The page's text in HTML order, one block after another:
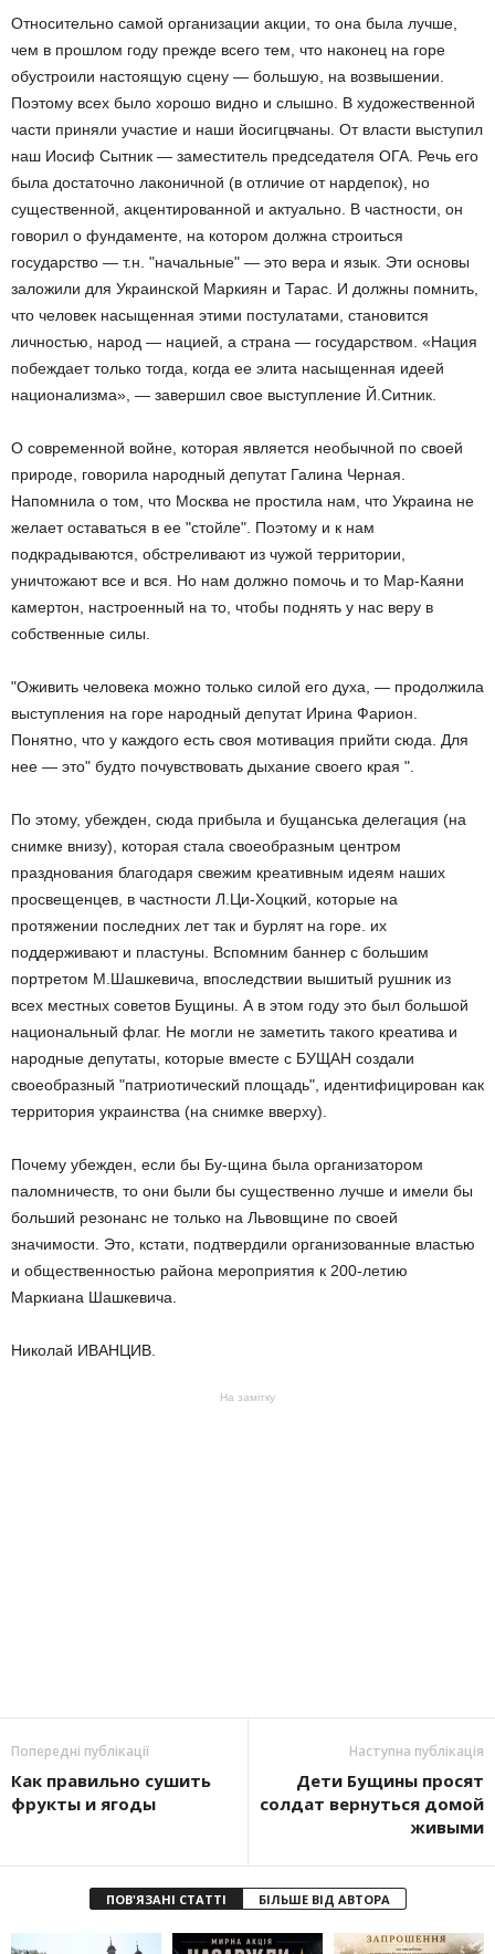
Относительно самой организации акции, то она была лучше,
чем в прошлом году прежде всего тем, что наконец на горе
обустроили настоящую сцену — большую, на возвышении.
Поэтому всех было хорошо видно и слышно. В художественной
части приняли участие и наши йосигцвчаны. От власти выступил
наш Иосиф Сытник — заместитель председателя ОГА. Речь его
была достаточно лаконичной (в отличие от нардепок), но
существенной, акцентированной и актуально. В частности, он
говорил о фундаменте, на котором должна строиться
государство — т.н. "начальные" — это вера и язык. Эти основы
заложили для Украинской Маркиян и Тарас. И должны помнить,
что человек насыщенная этими постулатами, становится
личностью, народ — нацией, а страна — государством. «Нация
побеждает только тогда, когда ее элита насыщенная идеей
национализма», — завершил свое выступление Й.Ситник.
О современной войне, которая является необычной по своей
природе, говорила народный депутат Галина Черная.
Напомнила о том, что Москва не простила нам, что Украина не
желает оставаться в ее "стойле". Поэтому и к нам
подкрадываются, обстреливают из чужой территории,
уничтожают все и вся. Но нам должно помочь и то Мар-Каяни
камертон, настроенный на то, чтобы поднять у нас веру в
собственные силы.
"Оживить человека можно только силой его духа, — продолжила
выступления на горе народный депутат Ирина Фарион.
Понятно, что у каждого есть своя мотивация прийти сюда. Для
нее — это" будто почувствовать дыхание своего края ".
По этому, убежден, сюда прибыла и бущанська делегация (на
снимке внизу), которая стала своеобразным центром
празднования благодаря свежим креативным идеям наших
просвещенцев, в частности Л.Ци-Хоцкий, которые на
протяжении последних лет так и бурлят на горе. их
поддерживают и пластуны. Вспомним баннер с большим
портретом М.Шашкевича, впоследствии вышитый рушник из
всех местных советов Бущины. А в этом году это был большой
национальный флаг. Не могли не заметить такого креатива и
народные депутаты, которые вместе с БУЩАН создали
своеобразный "патриотический площадь", идентифицирован как
территория украинства (на снимке вверху).
Почему убежден, если бы Бу-щина была организатором
паломничеств, то они были бы существенно лучше и имели бы
больший резонанс не только на Львовщине по своей
значимости. Это, кстати, подтвердили организованные властью
и общественностью района мероприятия к 200-летию
Маркиана Шашкевича.
Николай ИВАНЦИВ.
На замітку
Попередні публікації
Как правильно сушить
фрукты и ягоды
Наступна публікація
Дети Бущины просят
солдат вернуться домой
живыми
ПОВ'ЯЗАНІ СТАТТІ БІЛЬШЕ ВІД АВТОРА